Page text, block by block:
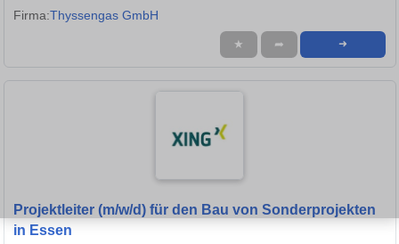
Firma:Thyssengas GmbH
★ ➦ ➜
Projektleiter (m/w/d) für den Bau von Sonderprojekten
in Essen